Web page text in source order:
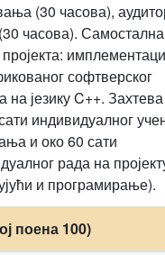
(30 часова),
часова). Самостална
софтверског
на језику C++. Захтева
индивидуалног
и око 60 сати
рада на
и програмирање).
поена 100)